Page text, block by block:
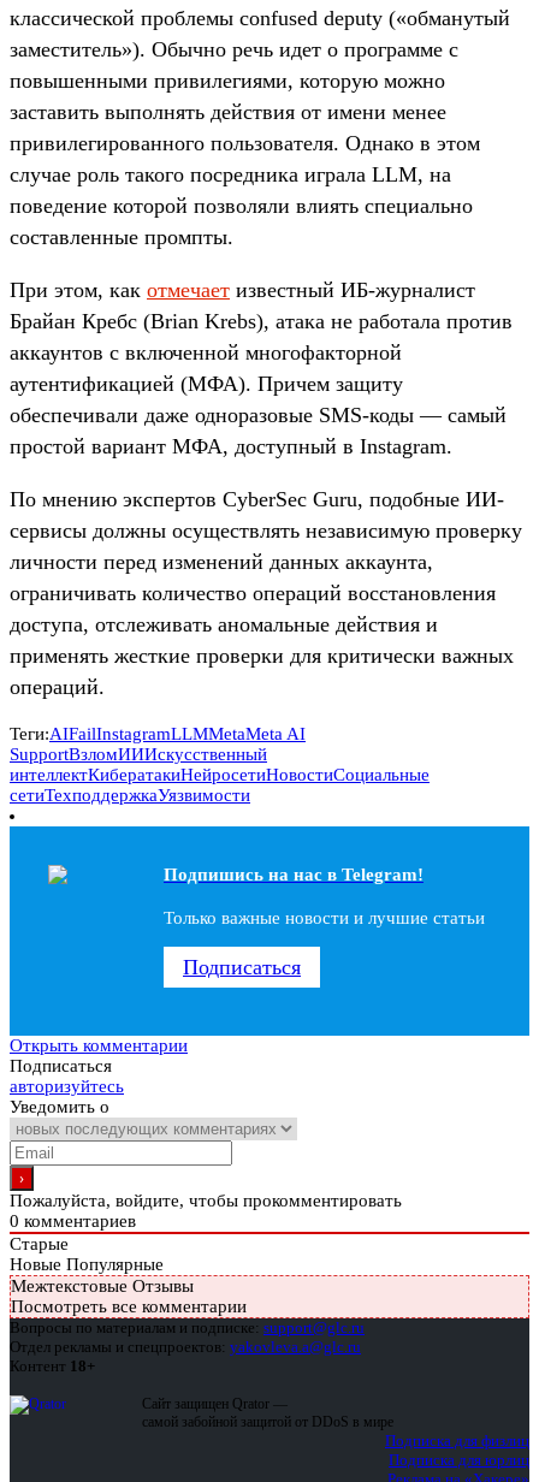
классической проблемы confused deputy («обманутый
заместитель»). Обычно речь идет о программе с
повышенными привилегиями, которую можно
заставить выполнять действия от имени менее
привилегированного пользователя. Однако в этом
случае роль такого посредника играла LLM, на
поведение которой позволяли влиять специально
составленные промпты.
При этом, как отмечает известный ИБ-журналист
Брайан Кребс (Brian Krebs), атака не работала против
аккаунтов с включенной многофакторной
аутентификацией (МФА). Причем защиту
обеспечивали даже одноразовые SMS-коды — самый
простой вариант МФА, доступный в Instagram.
По мнению экспертов CyberSec Guru, подобные ИИ-
сервисы должны осуществлять независимую проверку
личности перед изменений данных аккаунта,
ограничивать количество операций восстановления
доступа, отслеживать аномальные действия и
применять жесткие проверки для критически важных
операций.
Теги:AIFailInstagramLLMMetaMeta AI
SupportВзломИИИскусственный
интеллектКибератакиНейросетиНовостиСоциальные
сетиТехподдержкаУязвимости
Подпишись на наc в Telegram!
Только важные новости и лучшие статьи
Подписаться
Открыть комментарии
Подписаться
авторизуйтесь
Уведомить о
Пожалуйста, войдите, чтобы прокомментировать
0 комментариев
Старые
Новые Популярные
Межтекстовые Отзывы
Посмотреть все комментарии
Вопросы по материалам и подписке: support@glc.ru
Отдел рекламы и спецпроектов: yakovleva.a@glc.ru
Контент 18+
Сайт защищен Qrator —
самой забойной защитой от DDoS в мире
Подписка для физлиц
Подписка для юрлиц